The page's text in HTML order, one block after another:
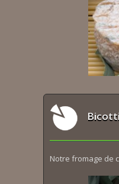
Notre fromage de